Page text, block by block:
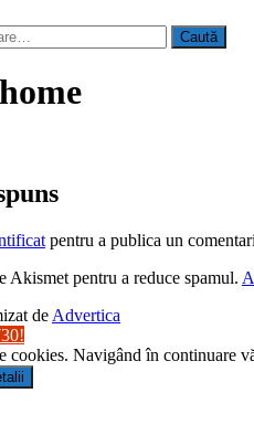
pentru a publica un
Akismet pentru a reduce spamul.
de Advertica
cookies. Navigând în continuare